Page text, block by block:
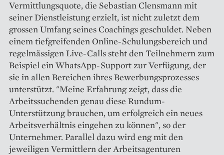
Vermittlungsquote, die Sebastian Clensmann mit
seiner Dienstleistung erzielt, ist nicht zuletzt dem
grossen Umfang seines Coachings geschuldet. Neben
einem tiefgreifenden Online-Schulungsbereich und
regelmässigen Live-Calls steht den Teilnehmern zum
Beispiel ein WhatsApp-Support zur Verfügung, der
sie in allen Bereichen ihres Bewerbungsprozesses
unterstützt. "Meine Erfahrung zeigt, dass die
Arbeitssuchenden genau diese Rundum-
Unterstützung brauchen, um erfolgreich ein neues
Arbeitsverhältnis eingehen zu können", so der
Unternehmer. Parallel dazu wird eng mit den
jeweiligen Vermittlern der Arbeitsagenturen